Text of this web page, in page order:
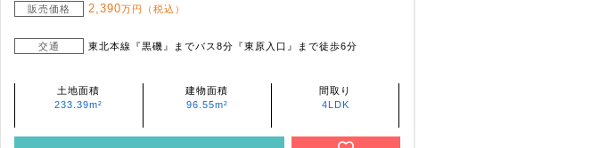
販売価格 2,390万円（税込）
交通 東北本線『黒磯』までバス8分『東原入口』まで徒歩6分
土地面積
233.39m²
建物面積
96.55m²
間取り
4LDK